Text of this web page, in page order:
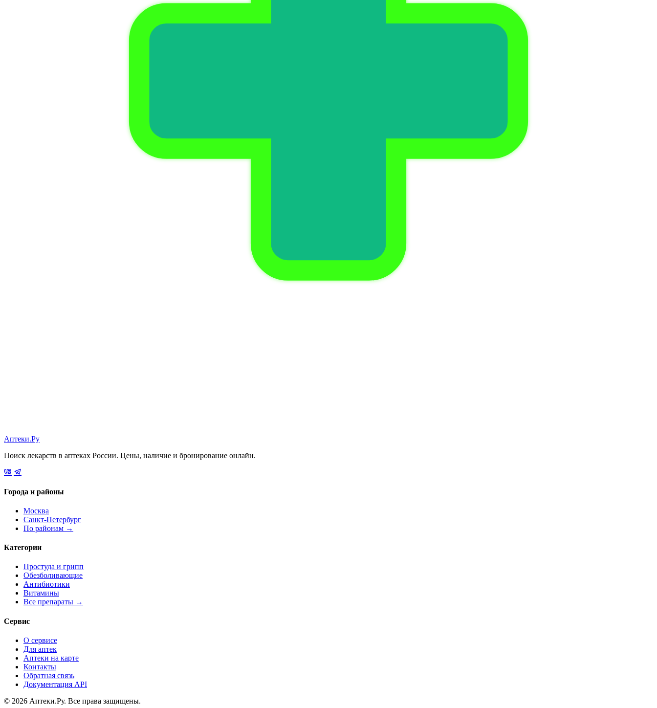
Аптеки.Ру
Поиск лекарств в аптеках России. Цены, наличие и бронирование онлайн.
Города и районы
Москва
Санкт-Петербург
По районам →
Категории
Простуда и грипп
Обезболивающие
Антибиотики
Витамины
Все препараты →
Сервис
О сервисе
Для аптек
Аптеки на карте
Контакты
Обратная связь
Документация API
© 2026 Аптеки.Ру. Все права защищены.